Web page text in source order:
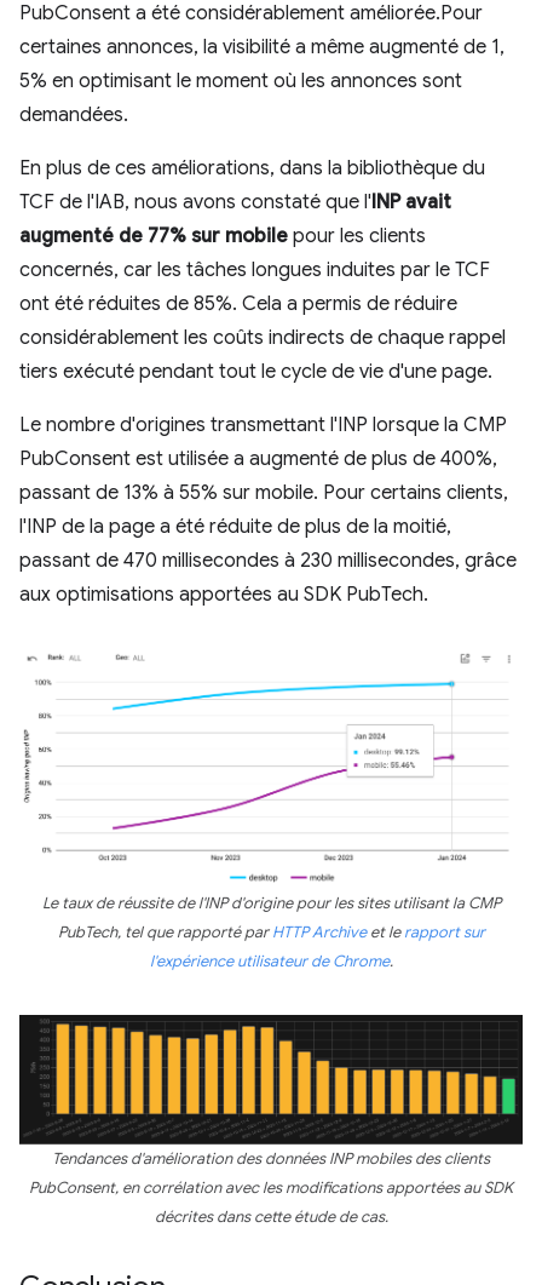
PubConsent a été considérablement améliorée.Pour
certaines annonces, la visibilité a même augmenté de 1,
5% en optimisant le moment où les annonces sont
demandées.
En plus de ces améliorations, dans la bibliothèque du
TCF de l'IAB, nous avons constaté que l'INP avait
augmenté de 77% sur mobile pour les clients
concernés, car les tâches longues induites par le TCF
ont été réduites de 85%. Cela a permis de réduire
considérablement les coûts indirects de chaque rappel
tiers exécuté pendant tout le cycle de vie d'une page.
Le nombre d'origines transmettant l'INP lorsque la CMP
PubConsent est utilisée a augmenté de plus de 400%,
passant de 13% à 55% sur mobile. Pour certains clients,
l'INP de la page a été réduite de plus de la moitié,
passant de 470 millisecondes à 230 millisecondes, grâce
aux optimisations apportées au SDK PubTech.
Le taux de réussite de l'INP d'origine pour les sites utilisant la CMP
PubTech, tel que rapporté parHTTP Archiveet lerapport sur
l'expérience utilisateur de Chrome.
Tendances d'amélioration des données INP mobiles des clients
PubConsent, en corrélation avec les modifications apportées au SDK
décrites dans cette étude de cas.